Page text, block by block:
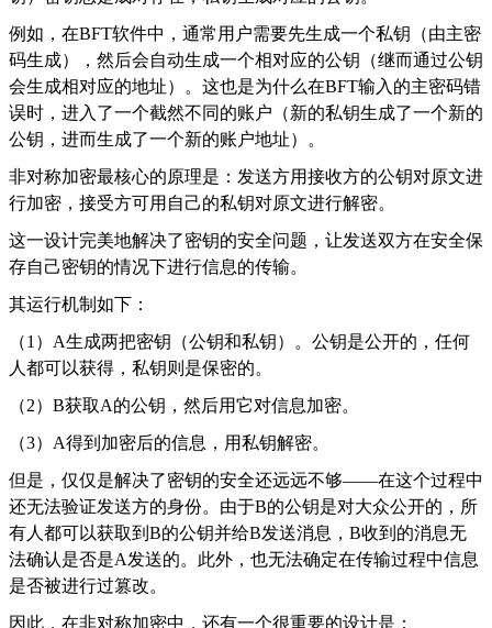
例如，在BFT软件中，通常用户需要先生成一个私钥（由主密
码生成），然后会自动生成一个相对应的公钥（继而通过公钥
会生成相对应的地址）。这也是为什么在BFT输入的主密码错
误时，进入了一个截然不同的账户（新的私钥生成了一个新的
公钥，进而生成了一个新的账户地址）。
非对称加密最核心的原理是：发送方用接收方的公钥对原文进
行加密，接受方可用自己的私钥对原文进行解密。
这一设计完美地解决了密钥的安全问题，让发送双方在安全保
存自己密钥的情况下进行信息的传输。
其运行机制如下：
（1）A生成两把密钥（公钥和私钥）。公钥是公开的，任何
人都可以获得，私钥则是保密的。
（2）B获取A的公钥，然后用它对信息加密。
（3）A得到加密后的信息，用私钥解密。
但是，仅仅是解决了密钥的安全还远远不够——在这个过程中
还无法验证发送方的身份。由于B的公钥是对大众公开的，所
有人都可以获取到B的公钥并给B发送消息，B收到的消息无
法确认是否是A发送的。此外，也无法确定在传输过程中信息
是否被进行过篡改。
因此，在非对称加密中，还有一个很重要的设计是：